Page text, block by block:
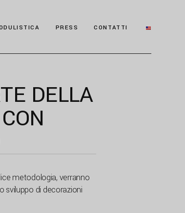
PRESS CONTATTI
DELLA
metodologia, verranno
sviluppo di decorazioni